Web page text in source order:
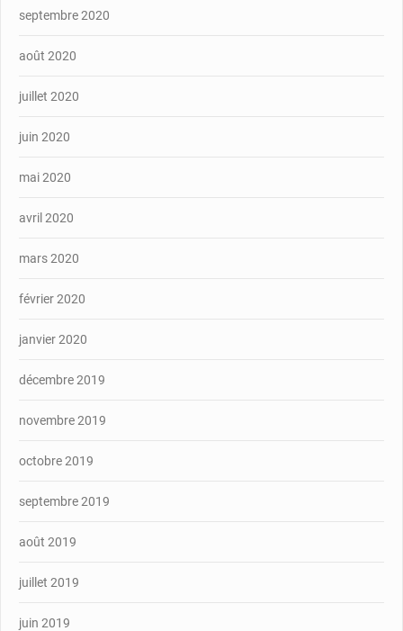
septembre 2020
août 2020
juillet 2020
juin 2020
mai 2020
avril 2020
mars 2020
février 2020
janvier 2020
décembre 2019
novembre 2019
octobre 2019
septembre 2019
août 2019
juillet 2019
juin 2019